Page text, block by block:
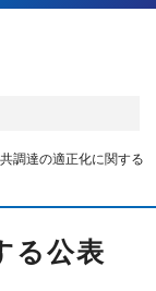
調達の適正化に関する
る公表